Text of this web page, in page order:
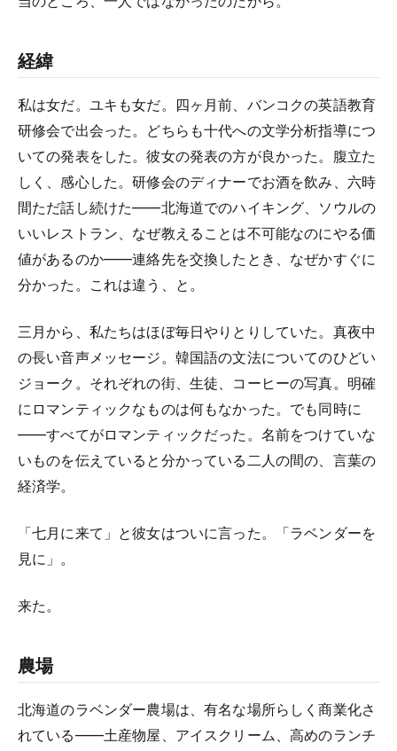
経緯
私は女だ。ユキも女だ。四ヶ月前、バンコクの英語教育
研修会で出会った。どちらも十代への文学分析指導につ
いての発表をした。彼女の発表の方が良かった。腹立た
しく、感心した。研修会のディナーでお酒を飲み、六時
間ただ話し続けた——北海道でのハイキング、ソウルの
いいレストラン、なぜ教えることは不可能なのにやる価
値があるのか——連絡先を交換したとき、なぜかすぐに
分かった。これは違う、と。
三月から、私たちはほぼ毎日やりとりしていた。真夜中
の長い音声メッセージ。韓国語の文法についてのひどい
ジョーク。それぞれの街、生徒、コーヒーの写真。明確
にロマンティックなものは何もなかった。でも同時に
——すべてがロマンティックだった。名前をつけていな
いものを伝えていると分かっている二人の間の、言葉の
経済学。
「七月に来て」と彼女はついに言った。「ラベンダーを
見に」。
来た。
農場
北海道のラベンダー農場は、有名な場所らしく商業化さ
れている——土産物屋、アイスクリーム、高めのランチ